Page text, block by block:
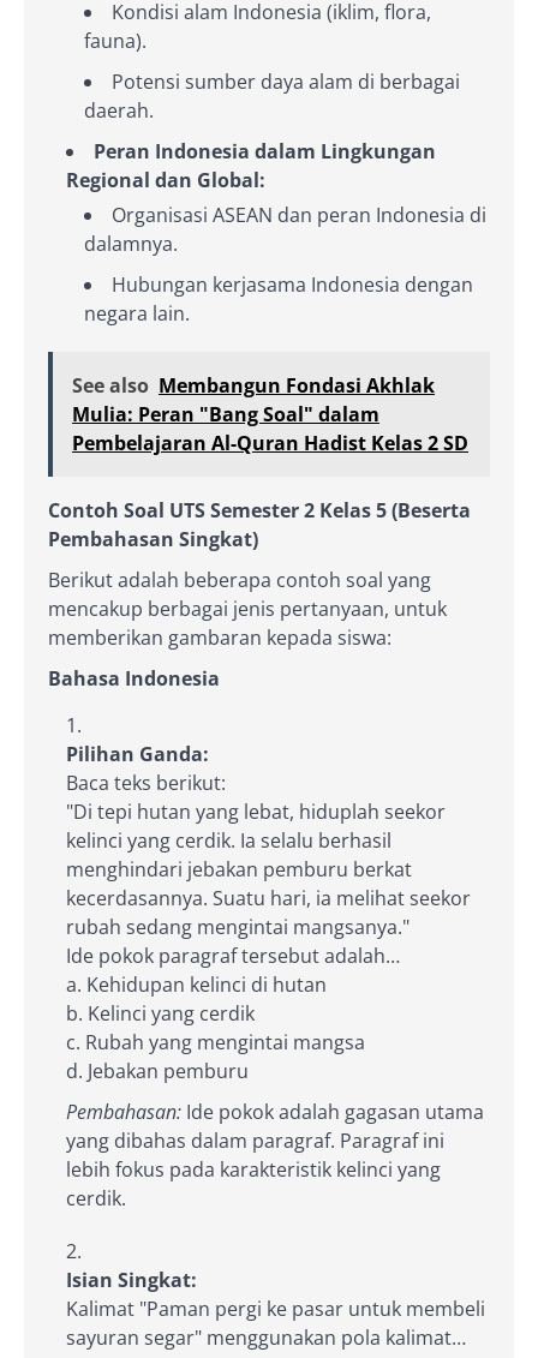
Kondisi alam Indonesia (iklim, flora,
fauna).
Potensi sumber daya alam di berbagai
daerah.
Peran Indonesia dalam Lingkungan
Regional dan Global:
Organisasi ASEAN dan peran Indonesia di
dalamnya.
Hubungan kerjasama Indonesia dengan
negara lain.
See also Membangun Fondasi Akhlak
Mulia: Peran "Bang Soal" dalam
Pembelajaran Al-Quran Hadist Kelas 2 SD
Contoh Soal UTS Semester 2 Kelas 5 (Beserta
Pembahasan Singkat)
Berikut adalah beberapa contoh soal yang
mencakup berbagai jenis pertanyaan, untuk
memberikan gambaran kepada siswa:
Bahasa Indonesia
Pilihan Ganda:
Baca teks berikut:
"Di tepi hutan yang lebat, hiduplah seekor
kelinci yang cerdik. Ia selalu berhasil
menghindari jebakan pemburu berkat
kecerdasannya. Suatu hari, ia melihat seekor
rubah sedang mengintai mangsanya."
Ide pokok paragraf tersebut adalah…
a. Kehidupan kelinci di hutan
b. Kelinci yang cerdik
c. Rubah yang mengintai mangsa
d. Jebakan pemburu
Pembahasan: Ide pokok adalah gagasan utama
yang dibahas dalam paragraf. Paragraf ini
lebih fokus pada karakteristik kelinci yang
cerdik.
Isian Singkat:
Kalimat "Paman pergi ke pasar untuk membeli
sayuran segar" menggunakan pola kalimat…